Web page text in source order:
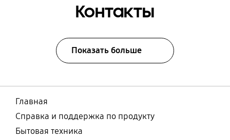
Контакты
Показать больше
Главная
Справка и поддержка по продукту
Бытовая техника